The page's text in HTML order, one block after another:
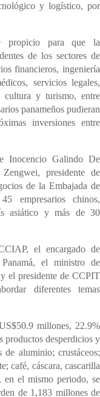
y logístico, por
propicio para que la
de los sectores de
financieros, ingeniería
servicios legales,
cultura y turismo, entre
panameños pudieran
inversiones entre
Inocencio Galindo De
presidente de
de la Embajada de
empresarios chinos,
asiático y más de 30
el encargado de
el ministro de
el presidente de CCPIT
diferentes temas
millones, 22.9%
productos desperdicios y
de aluminio; crustáceos;
café, cáscara, cascarilla
en el mismo periodo, se
de 1,183 millones de